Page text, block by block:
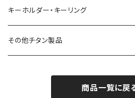
キーホルダー・キーリング
その他チタン製品
商品一覧に戻